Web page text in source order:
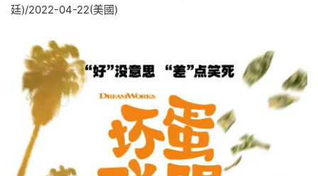
廷)/2022-04-22(美國)